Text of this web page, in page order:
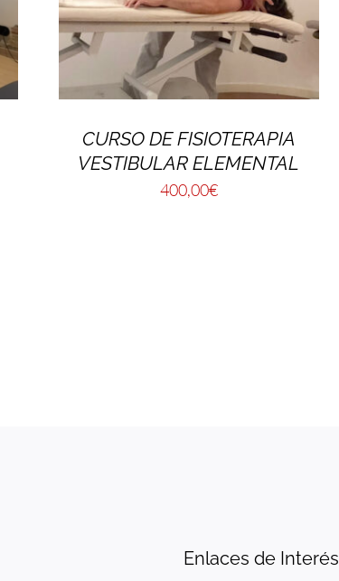
CURSO DE FISIOTERAPIA
VESTIBULAR ELEMENTAL
400,00€
Enlaces de Interés